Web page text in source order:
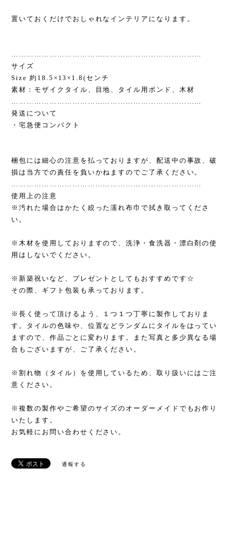
置いておくだけでおしゃれなインテリアになります。
…………………………………………………………………
サイズ
Size 約18.5×13×1.8(センチ
素材：モザイクタイル、目地、タイル用ボンド、木材
…………………………………………………………………
発送について
・宅急便コンパクト
梱包には細心の注意を払っておりますが、配送中の事故、破
損は当方での責任を負いかねますのでご了承ください。
…………………………………………………………………
使用上の注意
※汚れた場合はかたく絞った濡れ布巾で拭き取ってくださ
い。
※木材を使用しておりますので、洗浄・食洗器・漂白剤の使
用はしないでください。
※新築祝いなど、プレゼントとしてもおすすめです☆
その際、ギフト包装も承っております。
※長く使って頂けるよう、１つ１つ丁寧に製作しておりま
す。タイルの色味や、位置などランダムにタイルをはってい
ますので、作品ごとに変わります。また写真と多少異なる場
合もございますが、ご了承ください。
※割れ物（タイル）を使用しているため、取り扱いにはご注
意ください。
※複数の製作やご希望のサイズのオーダーメイドでもお作り
いたします。
お気軽にお問い合わせください。
通報する